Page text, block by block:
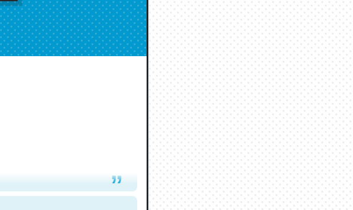
。英語少しでも読める人は原文
Covid hit. Shit.